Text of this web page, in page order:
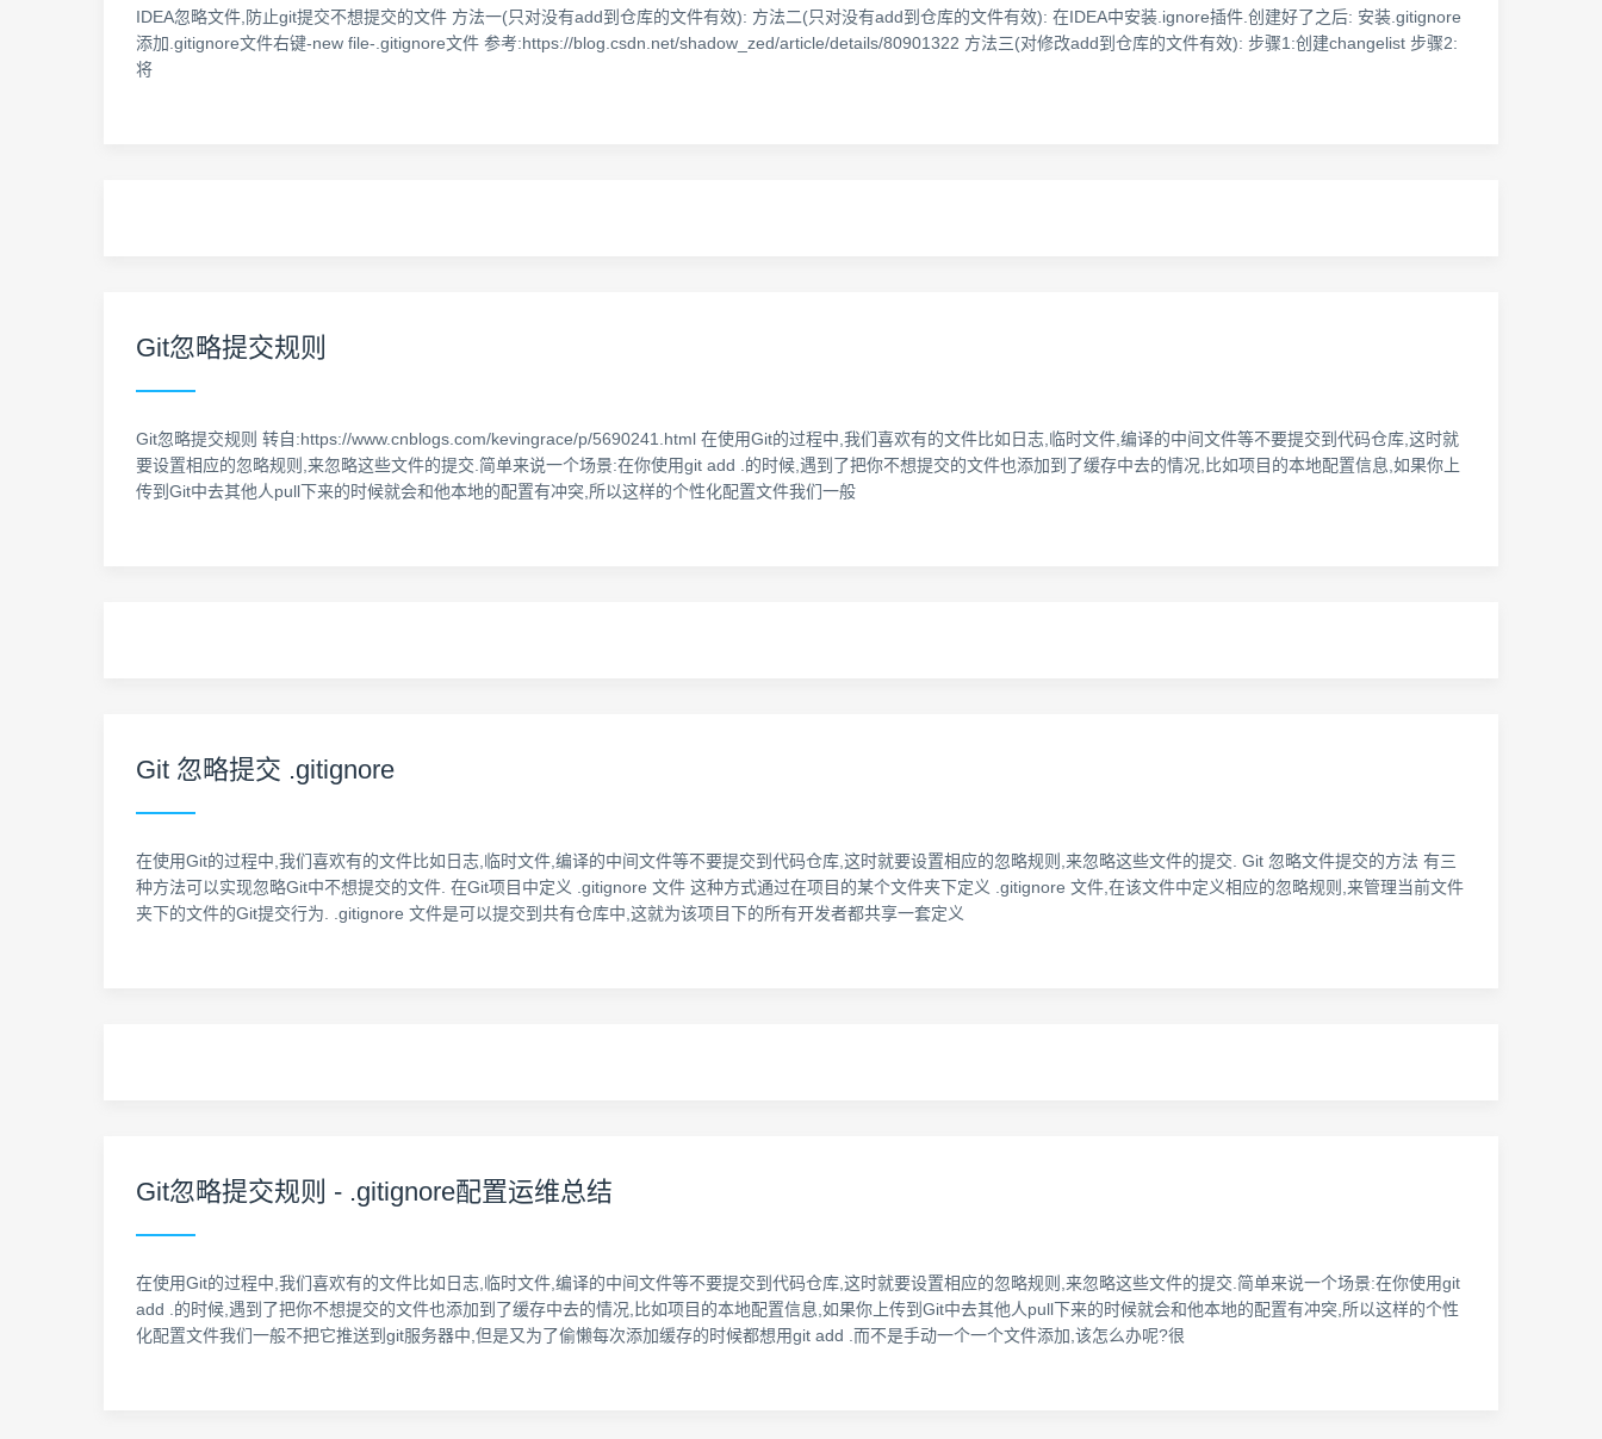
IDEA忽略文件,防止git提交不想提交的文件 方法一(只对没有add到仓库的文件有效): 方法二(只对没有add到仓库的文件有效): 在IDEA中安装.ignore插件.创建好了之后: 安装.gitignore
添加.gitignore文件右键-new file-.gitignore文件 参考:https://blog.csdn.net/shadow_zed/article/details/80901322 方法三(对修改add到仓库的文件有效): 步骤1:创建changelist 步骤2:
将
Git忽略提交规则
Git忽略提交规则 转自:https://www.cnblogs.com/kevingrace/p/5690241.html 在使用Git的过程中,我们喜欢有的文件比如日志,临时文件,编译的中间文件等不要提交到代码仓库,这时就
要设置相应的忽略规则,来忽略这些文件的提交.简单来说一个场景:在你使用git add .的时候,遇到了把你不想提交的文件也添加到了缓存中去的情况,比如项目的本地配置信息,如果你上
传到Git中去其他人pull下来的时候就会和他本地的配置有冲突,所以这样的个性化配置文件我们一般
Git 忽略提交 .gitignore
在使用Git的过程中,我们喜欢有的文件比如日志,临时文件,编译的中间文件等不要提交到代码仓库,这时就要设置相应的忽略规则,来忽略这些文件的提交. Git 忽略文件提交的方法 有三
种方法可以实现忽略Git中不想提交的文件. 在Git项目中定义 .gitignore 文件 这种方式通过在项目的某个文件夹下定义 .gitignore 文件,在该文件中定义相应的忽略规则,来管理当前文件
夹下的文件的Git提交行为. .gitignore 文件是可以提交到共有仓库中,这就为该项目下的所有开发者都共享一套定义
Git忽略提交规则 - .gitignore配置运维总结
在使用Git的过程中,我们喜欢有的文件比如日志,临时文件,编译的中间文件等不要提交到代码仓库,这时就要设置相应的忽略规则,来忽略这些文件的提交.简单来说一个场景:在你使用git
add .的时候,遇到了把你不想提交的文件也添加到了缓存中去的情况,比如项目的本地配置信息,如果你上传到Git中去其他人pull下来的时候就会和他本地的配置有冲突,所以这样的个性
化配置文件我们一般不把它推送到git服务器中,但是又为了偷懒每次添加缓存的时候都想用git add .而不是手动一个一个文件添加,该怎么办呢?很